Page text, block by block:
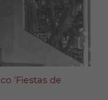
‘Fiestas de